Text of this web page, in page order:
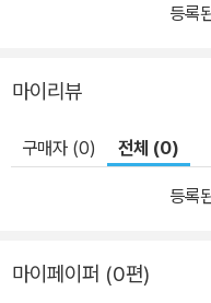
등록
마이리뷰
구매자 (0) 전체 (0)
등록
마이페이퍼 (0편)